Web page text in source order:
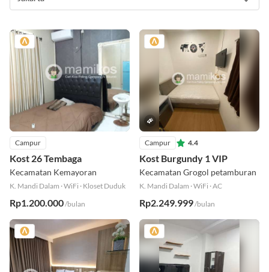
Campur
Kost 26 Tembaga
Kecamatan Kemayoran
K. Mandi Dalam ·WiFi · Kloset Duduk
Rp1.200.000/bulan
Campur 4.4
Kost Burgundy 1 VIP
Kecamatan Grogol petamburan
K. Mandi Dalam ·WiFi ·AC
Rp2.249.999/bulan